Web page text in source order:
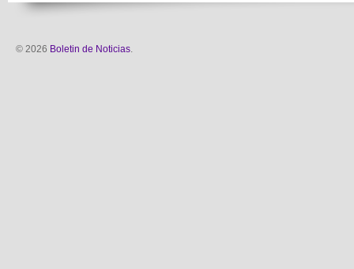
© 2026 Boletin de Noticias.